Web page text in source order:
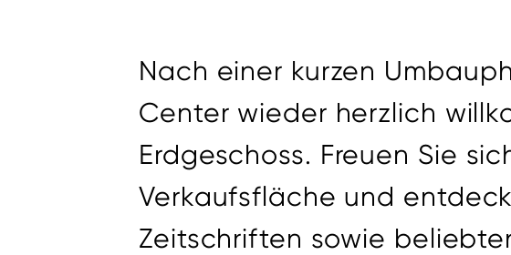
Nach einer kurzen
Center wieder herzlich
Erdgeschoss. Freuen Sie
Verkaufsfläche und
Zeitschriften sowie